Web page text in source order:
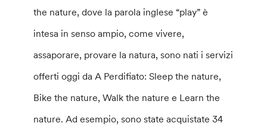
the nature, dove la parola inglese “play” è
intesa in senso ampio, come vivere,
assaporare, provare la natura, sono nati i servizi
offerti oggi da A Perdifiato: Sleep the nature,
Bike the nature, Walk the nature e Learn the
nature. Ad esempio, sono state acquistate 34